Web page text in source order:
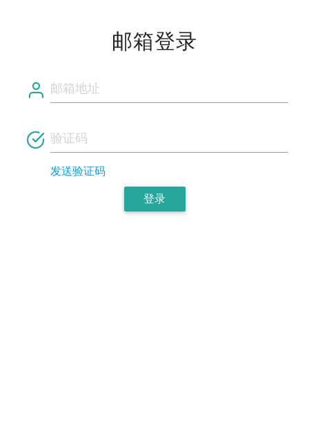
邮箱登录
发送验证码
登录